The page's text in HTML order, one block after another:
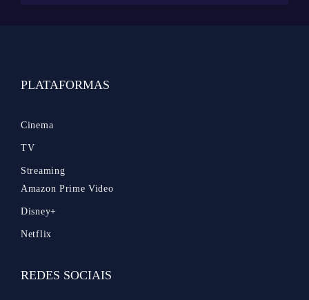
PLATAFORMAS
Cinema
TV
Streaming
Amazon Prime Video
Disney+
Netflix
REDES SOCIAIS